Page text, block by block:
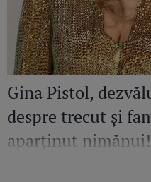
Gina Pistol,
despre trecut și
aparținut